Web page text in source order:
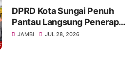
DPRD Kota Sungai Penuh
Pantau Langsung Penerapan
Pencocokan STNK di SPBU
JAMBI JUL 28, 2026